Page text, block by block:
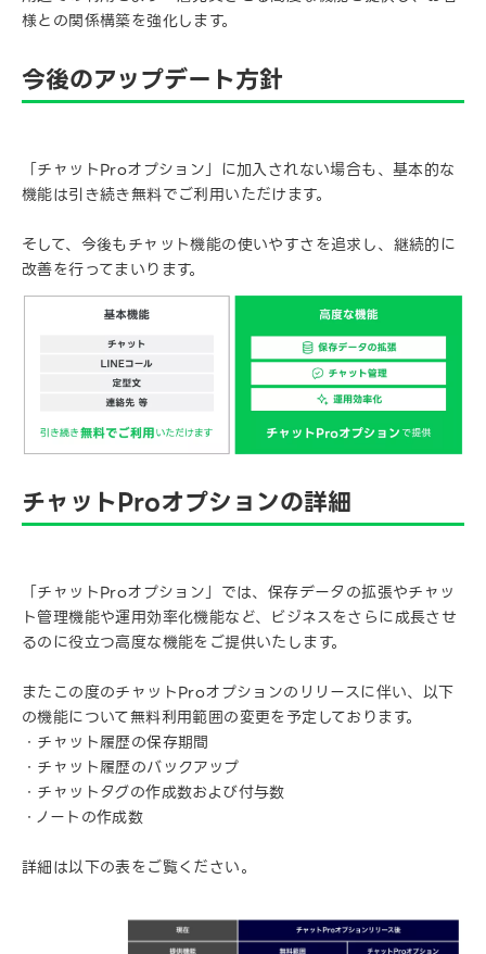
様との関係構築を強化します。
今後のアップデート方針
「チャットProオプション」に加入されない場合も、基本的な
機能は引き続き無料でご利用いただけます。
そして、今後もチャット機能の使いやすさを追求し、継続的に
改善を行ってまいります。
チャットProオプションの詳細
「チャットProオプション」では、保存データの拡張やチャッ
ト管理機能や運用効率化機能など、ビジネスをさらに成長させ
るのに役立つ高度な機能をご提供いたします。
またこの度のチャットProオプションのリリースに伴い、以下
の機能について無料利用範囲の変更を予定しております。
・チャット履歴の保存期間
・チャット履歴のバックアップ
・チャットタグの作成数および付与数
・ノートの作成数
詳細は以下の表をご覧ください。